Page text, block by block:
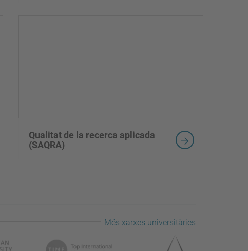
Qualitat de la recerca aplicada
(SAQRA)
Més xarxes universitàries